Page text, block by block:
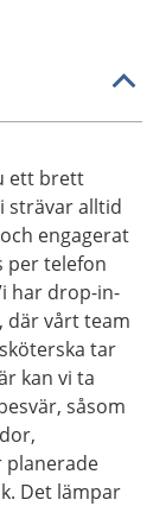
ett brett
strävar alltid
engagerat
per telefon
har drop-in-
där vårt team
tar
kan vi ta
såsom
planerade
Det lämpar